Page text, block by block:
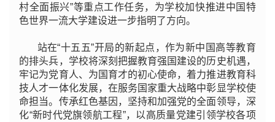
村全面振兴”等重点工作任务，为学校加快推进中国特
色世界一流大学建设进一步指明了方向。
站在“十五五”开局的新起点，作为新中国高等教育
的排头兵，学校将深刻把握教育强国建设的历史机遇，
牢记为党育人、为国育才的初心使命，着力推进教育科
技人才一体化发展，在服务国家重大战略中彰显学校使
命担当。传承红色基因，坚持和加强党的全面领导，深
化“新时代党旗领航工程”，以高质量党建引领学校各项